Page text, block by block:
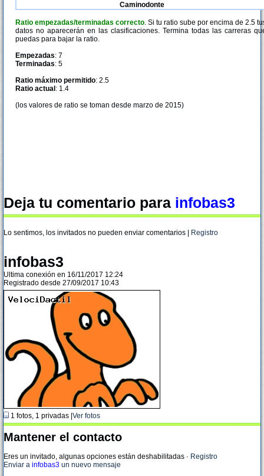
Caminodonte
Ratio empezadas/terminadas correcto. Si tu ratio sube por encima de 2.5
datos no aparecerán en las clasificaciones. Termina todas las carreras
puedas para bajar la ratio.
Empezadas: 7
Terminadas: 5
Ratio máximo permitido: 2.5
Ratio actual : 1.4
(los valores de ratio se toman desde marzo de 2015)
Deja tu comentario para infobas3
Lo sentimos, los invitados no pueden enviar comentarios | Registro
infobas3
Ultima conexión en 16/11/2017 12:24
Registrado desde 27/09/2017 10:43
1 fotos, 1 privadas | Ver fotos
Mantener el contacto
Eres un invitado, algunas opciones están deshabilitadas · Registro
Enviar a infobas3 un nuevo mensaje